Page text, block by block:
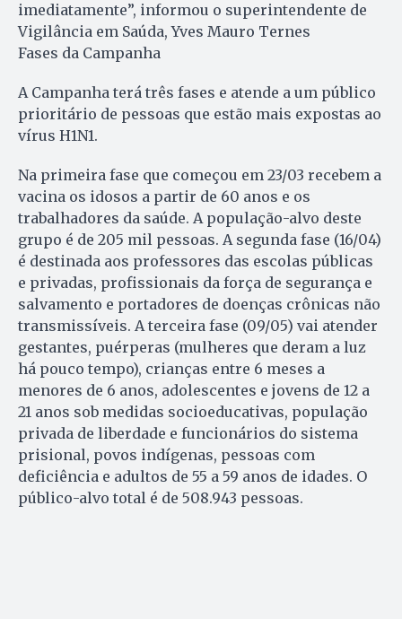
imediatamente”, informou o superintendente de
Vigilância em Saúda, Yves Mauro Ternes
Fases da Campanha
A Campanha terá três fases e atende a um público
prioritário de pessoas que estão mais expostas ao
vírus H1N1.
Na primeira fase que começou em 23/03 recebem a
vacina os idosos a partir de 60 anos e os
trabalhadores da saúde. A população-alvo deste
grupo é de 205 mil pessoas. A segunda fase (16/04)
é destinada aos professores das escolas públicas
e privadas, profissionais da força de segurança e
salvamento e portadores de doenças crônicas não
transmissíveis. A terceira fase (09/05) vai atender
gestantes, puérperas (mulheres que deram a luz
há pouco tempo), crianças entre 6 meses a
menores de 6 anos, adolescentes e jovens de 12 a
21 anos sob medidas socioeducativas, população
privada de liberdade e funcionários do sistema
prisional, povos indígenas, pessoas com
deficiência e adultos de 55 a 59 anos de idades. O
público-alvo total é de 508.943 pessoas.